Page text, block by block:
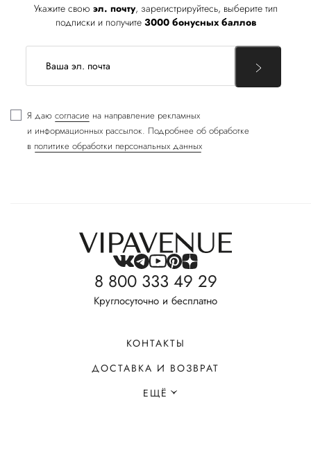
Укажите свою эл. почту, зарегистрируйтесь, выберите тип
подписки и получите 3000 бонусных баллов
Я даю согласие на направление рекламных
и информационных рассылок. Подробнее об обработке
в политике обработки персональных данных
8 800 333 49 29
Круглосуточно и бесплатно
КОНТАКТЫ
ДОСТАВКА И ВОЗВРАТ
ЕЩЁ